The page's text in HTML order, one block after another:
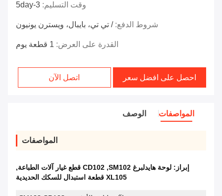
وقت التسليم: 3-5day
شروط الدفع: / تي تي، بايبال، ويسترن يونيون
القدرة على العرض: 1 قطعة يوم
احصل على افضل سعر اتصل الآن
المواصفات الوصف
المواصفات
إبراز: لوحة هايدلبرغ SM102 , CD102 قطع غيار آلات الطباعة
,
XL105 قطعة استبدال للسكك الحديدية